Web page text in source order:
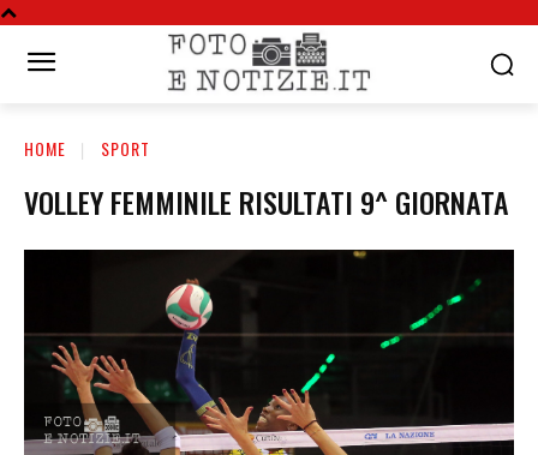
HOME SPORT
VOLLEY FEMMINILE RISULTATI 9^ GIORNATA